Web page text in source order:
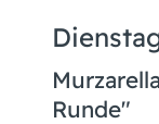
Runde"